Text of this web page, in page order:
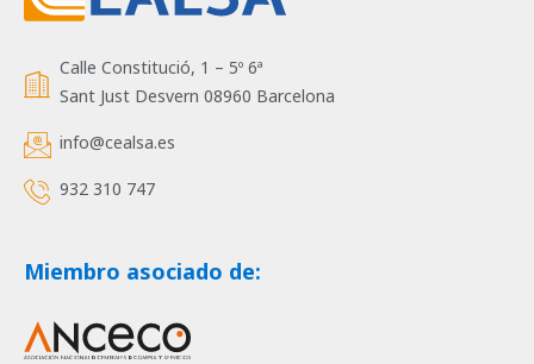
Calle Constitució, 1 – 5º 6ª
Sant Just Desvern 08960 Barcelona
info@cealsa.es
932 310 747
Miembro asociado de: